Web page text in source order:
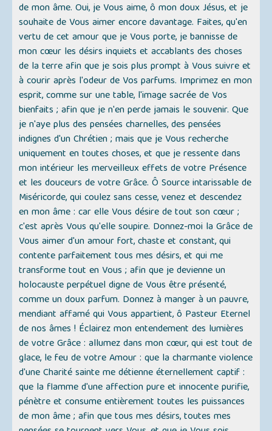
de mon âme. Oui, je Vous aime, ô mon doux Jésus, et je
souhaite de Vous aimer encore davantage. Faites, qu'en
vertu de cet amour que je Vous porte, je bannisse de
mon cœur les désirs inquiets et accablants des choses
de la terre afin que je sois plus prompt à Vous suivre et
à courir après l'odeur de Vos parfums. Imprimez en mon
esprit, comme sur une table, l'image sacrée de Vos
bienfaits ; afin que je n'en perde jamais le souvenir. Que
je n'aye plus des pensées charnelles, des pensées
indignes d'un Chrétien ; mais que je Vous recherche
uniquement en toutes choses, et que je ressente dans
mon intérieur les merveilleux effets de votre Présence
et les douceurs de votre Grâce. Ô Source intarissable de
Miséricorde, qui coulez sans cesse, venez et descendez
en mon âme : car elle Vous désire de tout son cœur ;
c'est après Vous qu'elle soupire. Donnez-moi la Grâce de
Vous aimer d'un amour fort, chaste et constant, qui
contente parfaitement tous mes désirs, et qui me
transforme tout en Vous ; afin que je devienne un
holocauste perpétuel digne de Vous être présenté,
comme un doux parfum. Donnez à manger à un pauvre,
mendiant affamé qui Vous appartient, ô Pasteur Eternel
de nos âmes ! Éclairez mon entendement des lumières
de votre Grâce : allumez dans mon cœur, qui est tout de
glace, le feu de votre Amour : que la charmante violence
d'une Charité sainte me détienne éternellement captif :
que la flamme d'une affection pure et innocente purifie,
pénètre et consume entièrement toutes les puissances
de mon âme ; afin que tous mes désirs, toutes mes